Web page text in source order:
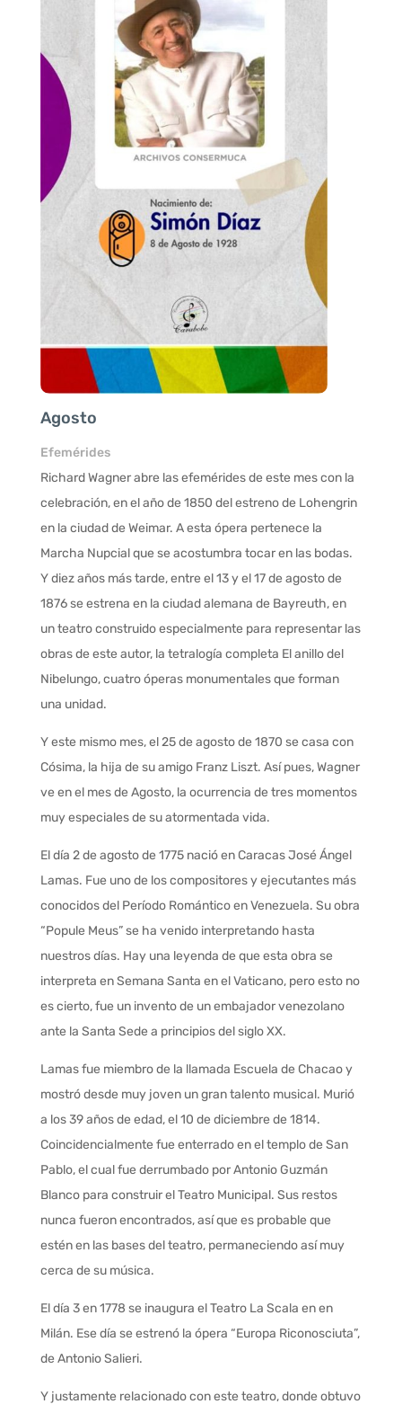
Agosto
Efemérides
Richard Wagner abre las efemérides de este mes con la
celebración, en el año de 1850 del estreno de Lohengrin
en la ciudad de Weimar. A esta ópera pertenece la
Marcha Nupcial que se acostumbra tocar en las bodas.
Y diez años más tarde, entre el 13 y el 17 de agosto de
1876 se estrena en la ciudad alemana de Bayreuth, en
un teatro construido especialmente para representar las
obras de este autor, la tetralogía completa El anillo del
Nibelungo, cuatro óperas monumentales que forman
una unidad.
Y este mismo mes, el 25 de agosto de 1870 se casa con
Cósima, la hija de su amigo Franz Liszt. Así pues, Wagner
ve en el mes de Agosto, la ocurrencia de tres momentos
muy especiales de su atormentada vida.
El día 2 de agosto de 1775 nació en Caracas José Ángel
Lamas. Fue uno de los compositores y ejecutantes más
conocidos del Período Romántico en Venezuela. Su obra
“Popule Meus” se ha venido interpretando hasta
nuestros días. Hay una leyenda de que esta obra se
interpreta en Semana Santa en el Vaticano, pero esto no
es cierto, fue un invento de un embajador venezolano
ante la Santa Sede a principios del siglo XX.
Lamas fue miembro de la llamada Escuela de Chacao y
mostró desde muy joven un gran talento musical. Murió
a los 39 años de edad, el 10 de diciembre de 1814.
Coincidencialmente fue enterrado en el templo de San
Pablo, el cual fue derrumbado por Antonio Guzmán
Blanco para construir el Teatro Municipal. Sus restos
nunca fueron encontrados, así que es probable que
estén en las bases del teatro, permaneciendo así muy
cerca de su música.
El día 3 en 1778 se inaugura el Teatro La Scala en en
Milán. Ese día se estrenó la ópera “Europa Riconosciuta”,
de Antonio Salieri.
Y justamente relacionado con este teatro, donde obtuvo